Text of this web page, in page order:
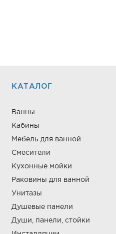
КАТАЛОГ
Ванны
Кабины
Мебель для ванной
Смесители
Кухонные мойки
Раковины для ванной
Унитазы
Душевые панели
Души, панели, стойки